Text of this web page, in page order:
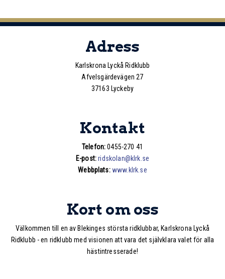
Adress
Karlskrona Lyckå Ridklubb
Afvelsgärdevägen 27
37163 Lyckeby
Kontakt
Telefon:0455-270 41
E-post: ridskolan@klrk.se
Webbplats:www.klrk.se
Kort om oss
Välkommen till en av Blekinges största ridklubbar, Karlskrona Lyckå
Ridklubb - en ridklubb med visionen att vara det självklara valet för alla
hästintresserade!